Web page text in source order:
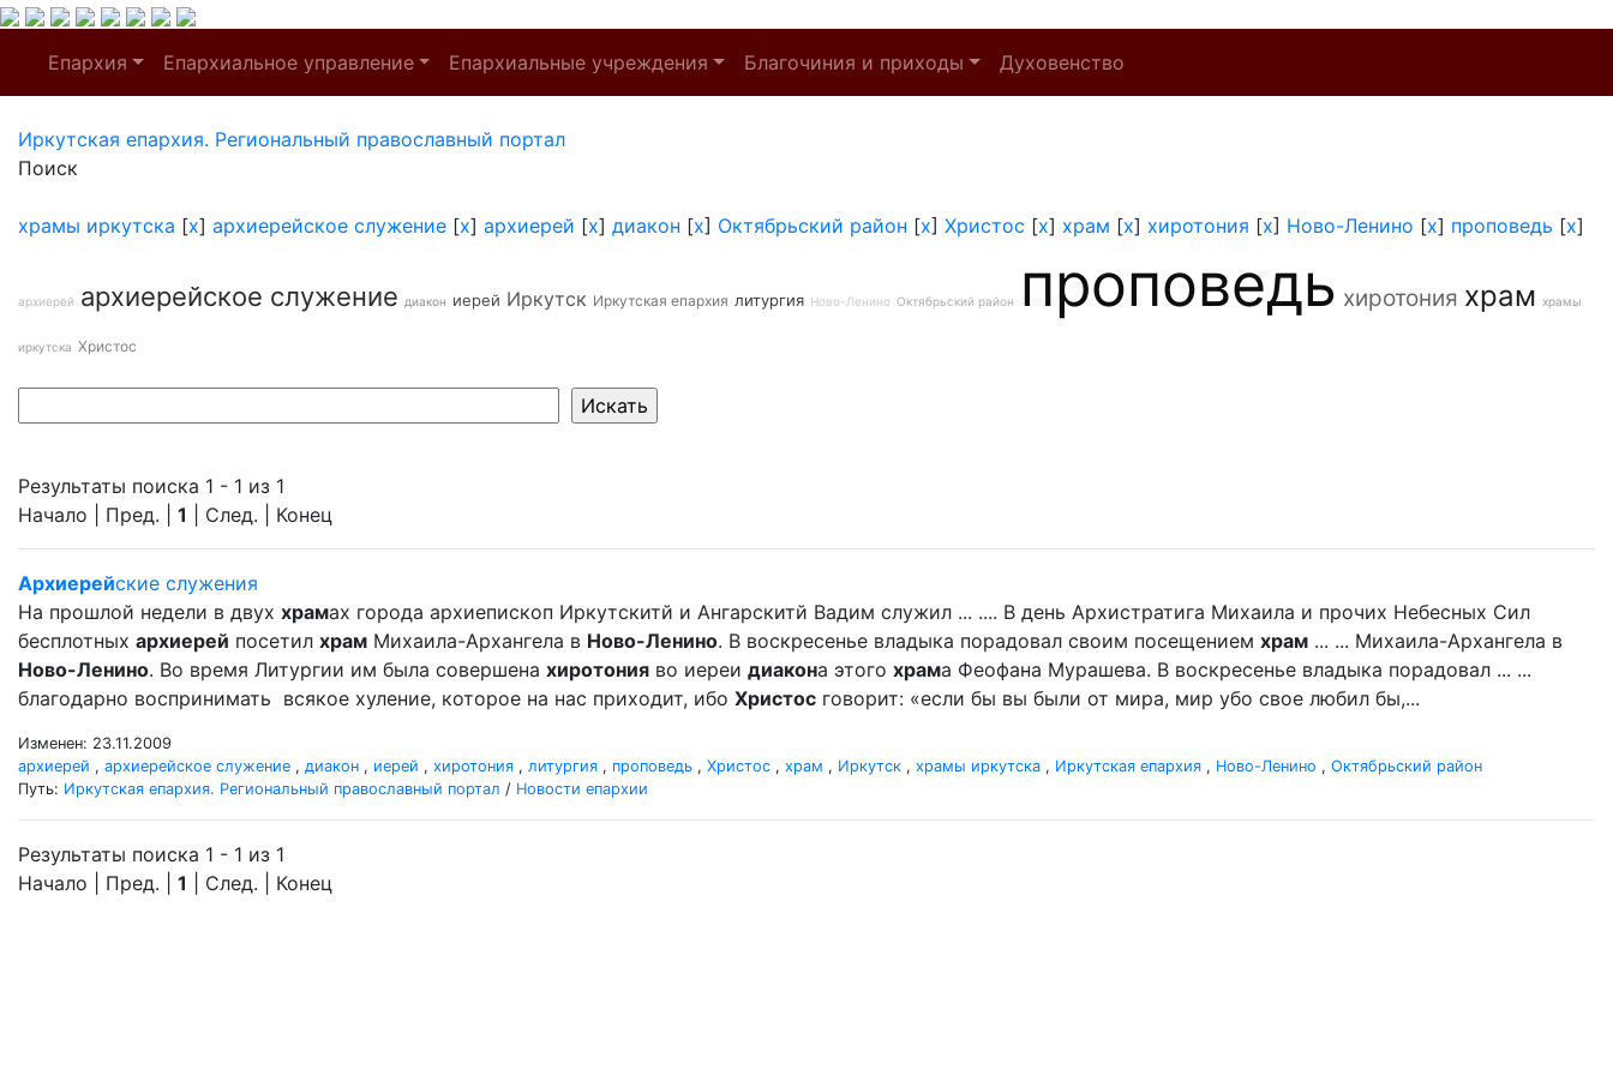
Епархия Епархиальное управление Епархиальные учреждения Благочиния и приходы Духовенство
Иркутская епархия. Региональный православный портал
Поиск
храмы иркутска [x] архиерейское служение [x] архиерей [x] диакон [x] Октябрьский район [x] Христос [x] храм [x] хиротония [x] Ново-Ленино [x] проповедь [x]
архиерей архиерейское служение диакон иерей Иркутск Иркутская епархия литургия Ново-Ленино Октябрьский район проповедь хиротония храм храмы
иркутска Христос
Результаты поиска 1 - 1 из 1
Начало | Пред. | 1 | След. | Конец
Архиерейские служения
На прошлой недели в двух храмах города архиепископ Иркутскитй и Ангарскитй Вадим служил ... .... В день Архистратига Михаила и прочих Небесных Сил
бесплотных архиерей посетил храм Михаила-Архангела в Ново-Ленино. В воскресенье владыка порадовал своим посещением храм ... ... Михаила-Архангела в
Ново-Ленино. Во время Литургии им была совершена хиротония во иереи диакона этого храма Феофана Мурашева. В воскресенье владыка порадовал ... ...
благодарно воспринимать всякое хуление, которое на нас приходит, ибо Христос говорит: «если бы вы были от мира, мир убо свое любил бы,...
Изменен: 23.11.2009
архиерей , архиерейское служение , диакон , иерей , хиротония , литургия , проповедь , Христос , храм , Иркутск , храмы иркутска , Иркутская епархия , Ново-Ленино , Октябрьский район
Путь: Иркутская епархия. Региональный православный портал / Новости епархии
Результаты поиска 1 - 1 из 1
Начало | Пред. | 1 | След. | Конец